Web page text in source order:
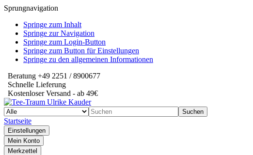
Sprungnavigation
Springe zum Inhalt
Springe zur Navigation
Springe zum Login-Button
Springe zum Button für Einstellungen
Springe zu den allgemeinen Informationen
Beratung +49 2251 / 8900677
Schnelle Lieferung
Kostenloser Versand - ab 49€
Suchen
Startseite
Einstellungen
Mein Konto
Merkzettel